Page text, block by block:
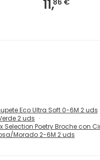
11,86 €
Eco Ultra Soft 0-6M 2 uds
2 uds
Selection Poetry Broche con
Morado 2-6M 2 uds